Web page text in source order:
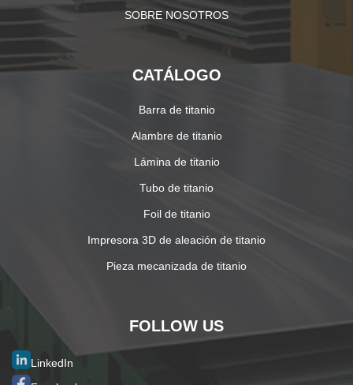
SOBRE NOSOTROS
CATÁLOGO
Barra de titanio
Alambre de titanio
Lámina de titanio
Tubo de titanio
Foil de titanio
Impresora 3D de aleación de titanio
Pieza mecanizada de titanio
FOLLOW US
LinkedIn